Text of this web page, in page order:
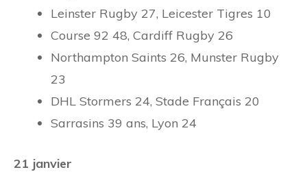
Leinster Rugby 27, Leicester Tigres 10
Course 92 48, Cardiff Rugby 26
Northampton Saints 26, Munster Rugby
23
DHL Stormers 24, Stade Français 20
Sarrasins 39 ans, Lyon 24
21 janvier